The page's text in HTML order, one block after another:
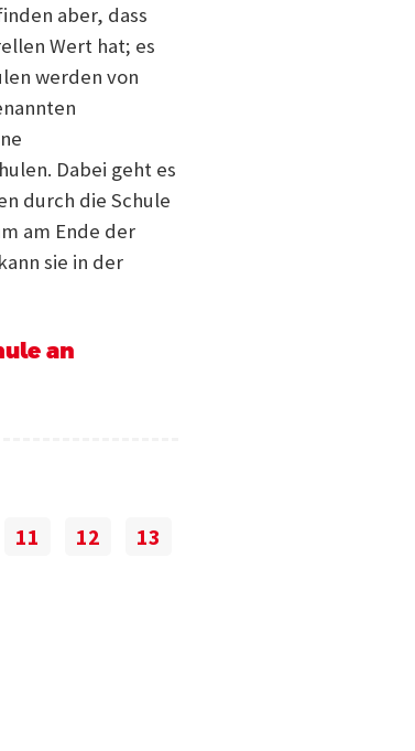
aber, dass
Wert hat; es
werden von
Dabei geht es
durch die Schule
am Ende der
sie in der
an
11 12
13